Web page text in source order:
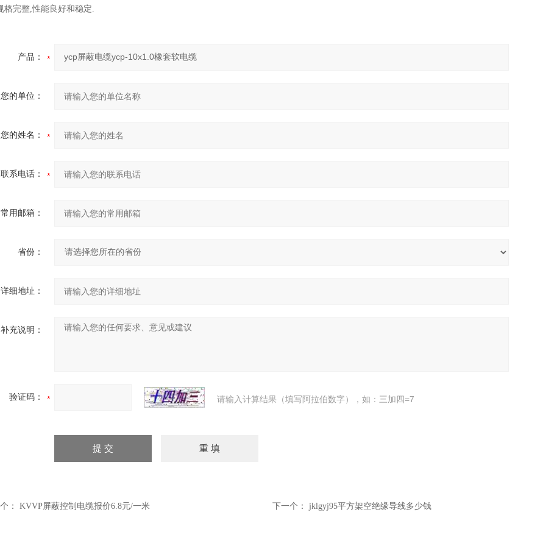
格完整,性能良好和稳定.
产品：
您的单位：
您的姓名：
联系电话：
常用邮箱：
省份：
详细地址：
补充说明：
验证码： 请输入计算结果（填写阿拉伯数字），如：三加四=7
： KVVP屏蔽控制电缆报价6.8元/一米 下一个： jklgyj95平方架空绝缘导线多少钱